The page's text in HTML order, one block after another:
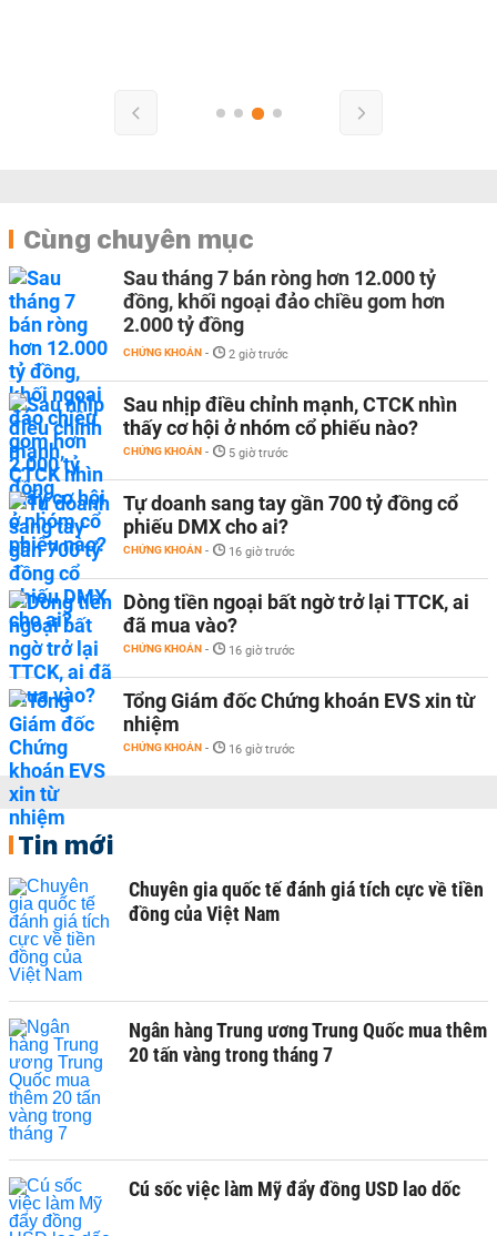
Cùng chuyên mục
Sau tháng 7 bán ròng hơn 12.000 tỷ
đồng, khối ngoại đảo chiều gom hơn
2.000 tỷ đồng
CHỨNG KHOÁN - 2 giờ trước
Sau nhịp điều chỉnh mạnh, CTCK nhìn
thấy cơ hội ở nhóm cổ phiếu nào?
CHỨNG KHOÁN - 5 giờ trước
Tự doanh sang tay gần 700 tỷ đồng cổ
phiếu DMX cho ai?
CHỨNG KHOÁN - 16 giờ trước
Dòng tiền ngoại bất ngờ trở lại TTCK, ai
đã mua vào?
CHỨNG KHOÁN - 16 giờ trước
Tổng Giám đốc Chứng khoán EVS xin từ
nhiệm
CHỨNG KHOÁN - 16 giờ trước
Tin mới
Chuyên gia quốc tế đánh giá tích cực về tiền
đồng của Việt Nam
Ngân hàng Trung ương Trung Quốc mua thêm
20 tấn vàng trong tháng 7
Cú sốc việc làm Mỹ đẩy đồng USD lao dốc